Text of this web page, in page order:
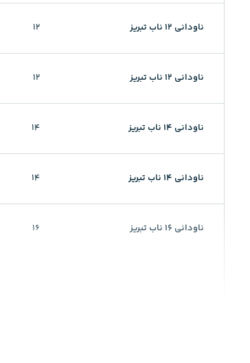
ناودانی 12 ناب تبریز 12
ناودانی 12 ناب تبریز 12
ناودانی 14 ناب تبریز 14
ناودانی 14 ناب تبریز 14
ناودانی 16 ناب تبریز 16